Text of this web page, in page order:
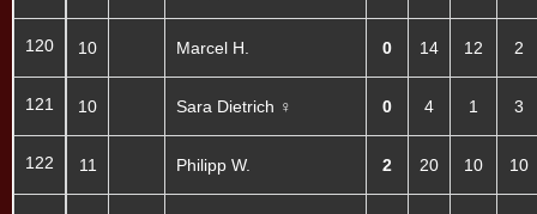
120
121
122
10 Marcel H. 0 14 12 2
10 Sara Dietrich ♀ 0 4 1 3
11 Philipp W. 2 20 10 10